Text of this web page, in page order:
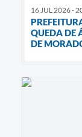
16 JUL 2026 -
QUEDA DE
DE